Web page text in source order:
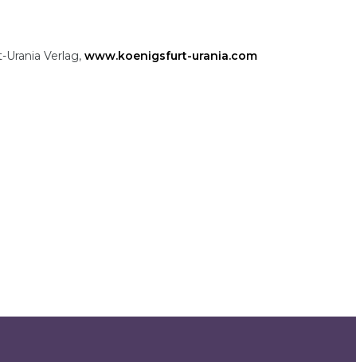
Verlag, www.koenigsfurt-urania.com